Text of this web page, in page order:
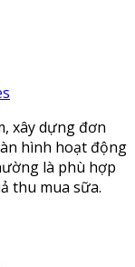
xây dựng đơn
hình hoạt động
là phù hợp
thu mua sữa.